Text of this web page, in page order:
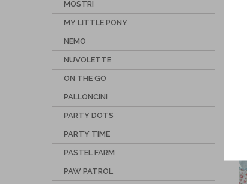
MOSTRI
MY LITTLE PONY
NEMO
NUVOLETTE
ON THE GO
PALLONCINI
PARTY DOTS
PARTY TIME
PASTEL FARM
PAW PATROL